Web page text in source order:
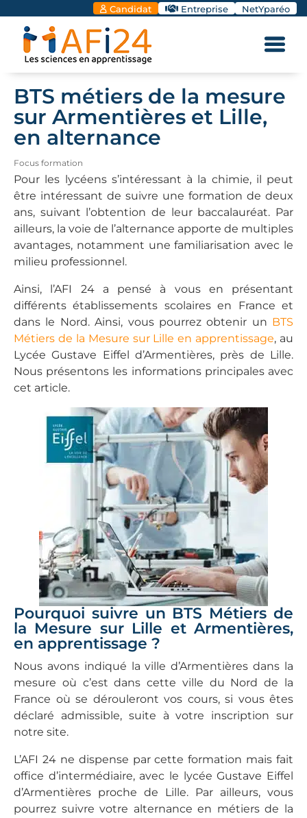
Candidat Entreprise NetYparéo
BTS métiers de la mesure
sur Armentières et Lille,
en alternance
Focus formation
Pour les lycéens s’intéressant à la chimie, il peut
être intéressant de suivre une formation de deux
ans, suivant l’obtention de leur baccalauréat. Par
ailleurs, la voie de l’alternance apporte de multiples
avantages, notamment une familiarisation avec le
milieu professionnel.
Ainsi, l’AFI 24 a pensé à vous en présentant
différents établissements scolaires en France et
dans le Nord. Ainsi, vous pourrez obtenir un BTS
Métiers de la Mesure sur Lille en apprentissage, au
Lycée Gustave Eiffel d’Armentières, près de Lille.
Nous présentons les informations principales avec
cet article.
Pourquoi suivre un BTS Métiers de
la Mesure sur Lille et Armentières,
en apprentissage ?
Nous avons indiqué la ville d’Armentières dans la
mesure où c’est dans cette ville du Nord de la
France où se dérouleront vos cours, si vous êtes
déclaré admissible, suite à votre inscription sur
notre site.
L’AFI 24 ne dispense par cette formation mais fait
office d’intermédiaire, avec le lycée Gustave Eiffel
d’Armentières proche de Lille. Par ailleurs, vous
pourrez suivre votre alternance en métiers de la